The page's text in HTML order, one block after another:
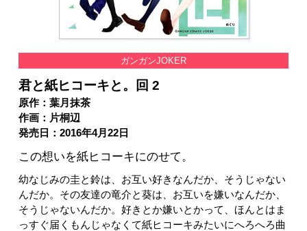
ガンガンJOKER
君と紙ヒコーキと。回 2
原作：葉月抹茶
作画：片桐辺
発売日：2016年4月22日
この想いを紙ヒコーキにのせて。
幼なじみの圭と鈴は、お互い好きなんだか、そうじゃない
んだか。その友達の竜介と葵は、お互いを嫌いなんだか、
そうじゃないんだか。好きとか嫌いとかって、ほんとはま
っすぐ届くもんじゃなくて紙ヒコーキみたいにへろへろ曲